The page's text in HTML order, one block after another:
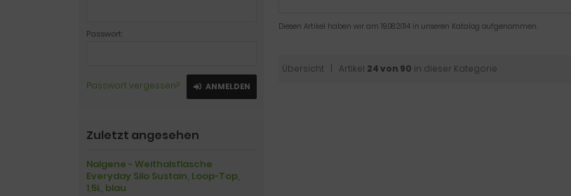
Diesen Artikel haben wir am 19.08.2014 in unseren Katalog aufgenommen.
Übersicht | Artikel 24 von 90 in dieser Kategorie
Passwort:
Passwort vergessen? ANMELDEN
Zuletzt angesehen
Nalgene - Weithalsflasche
Everyday Silo Sustain, Loop-Top,
1,5L, blau